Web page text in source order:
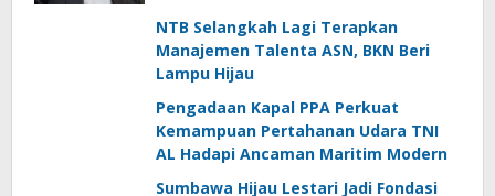
NTB Selangkah Lagi Terapkan
Manajemen Talenta ASN, BKN Beri
Lampu Hijau
Pengadaan Kapal PPA Perkuat
Kemampuan Pertahanan Udara TNI
AL Hadapi Ancaman Maritim Modern
Sumbawa Hijau Lestari Jadi Fondasi